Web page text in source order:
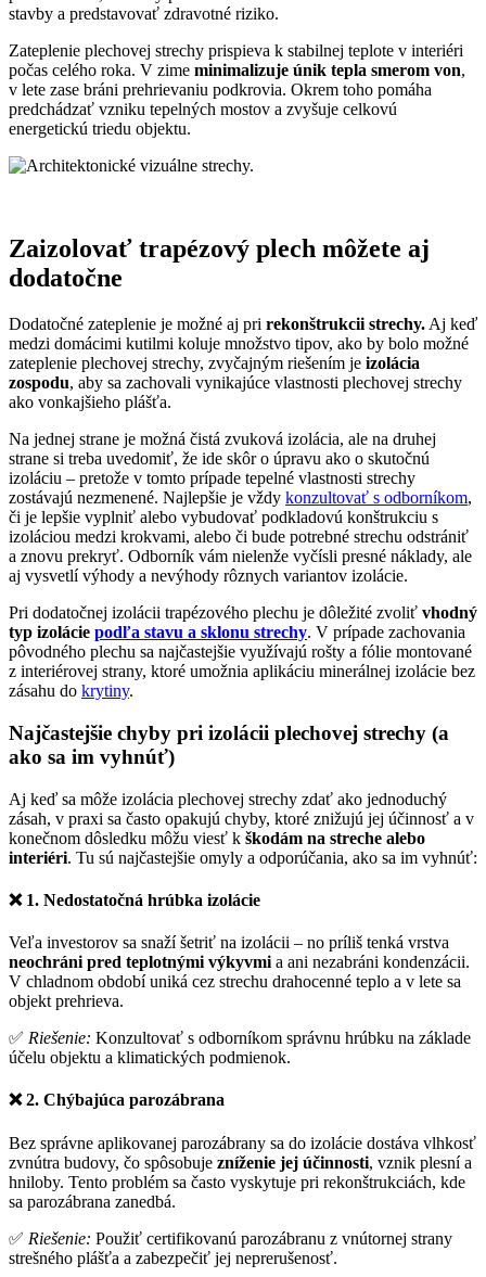
stavby a predstavovať zdravotné riziko.
Zateplenie plechovej strechy prispieva k stabilnej teplote v interiéri
počas celého roka. V zime minimalizuje únik tepla smerom von,
v lete zase bráni prehrievaniu podkrovia. Okrem toho pomáha
predchádzať vzniku tepelných mostov a zvyšuje celkovú
energetickú triedu objektu.
Zaizolovať trapézový plech môžete aj
dodatočne
Dodatočné zateplenie je možné aj pri rekonštrukcii strechy. Aj keď
medzi domácimi kutilmi koluje množstvo tipov, ako by bolo možné
zateplenie plechovej strechy, zvyčajným riešením je izolácia
zospodu, aby sa zachovali vynikajúce vlastnosti plechovej strechy
ako vonkajšieho plášťa.
Na jednej strane je možná čistá zvuková izolácia, ale na druhej
strane si treba uvedomiť, že ide skôr o úpravu ako o skutočnú
izoláciu – pretože v tomto prípade tepelné vlastnosti strechy
zostávajú nezmenené. Najlepšie je vždy konzultovať s odborníkom,
či je lepšie vyplniť alebo vybudovať podkladovú konštrukciu s
izoláciou medzi krokvami, alebo či bude potrebné strechu odstrániť
a znovu prekryť. Odborník vám nielenže vyčísli presné náklady, ale
aj vysvetlí výhody a nevýhody rôznych variantov izolácie.
Pri dodatočnej izolácii trapézového plechu je dôležité zvoliť vhodný
typ izolácie podľa stavu a sklonu strechy. V prípade zachovania
pôvodného plechu sa najčastejšie využívajú rošty a fólie montované
z interiérovej strany, ktoré umožnia aplikáciu minerálnej izolácie bez
zásahu do krytiny.
Najčastejšie chyby pri izolácii plechovej strechy (a
ako sa im vyhnúť)
Aj keď sa môže izolácia plechovej strechy zdať ako jednoduchý
zásah, v praxi sa často opakujú chyby, ktoré znižujú jej účinnosť a v
konečnom dôsledku môžu viesť k škodám na streche alebo
interiéri. Tu sú najčastejšie omyly a odporúčania, ako sa im vyhnúť:
❌ 1. Nedostatočná hrúbka izolácie
Veľa investorov sa snaží šetriť na izolácii – no príliš tenká vrstva
neochráni pred teplotnými výkyvmi a ani nezabráni kondenzácii.
V chladnom období uniká cez strechu drahocenné teplo a v lete sa
objekt prehrieva.
✅ Riešenie: Konzultovať s odborníkom správnu hrúbku na základe
účelu objektu a klimatických podmienok.
❌2. Chýbajúca parozábrana
Bez správne aplikovanej parozábrany sa do izolácie dostáva vlhkosť
zvnútra budovy, čo spôsobuje zníženie jej účinnosti, vznik plesní a
hniloby. Tento problém sa často vyskytuje pri rekonštrukciách, kde
sa parozábrana zanedbá.
✅ Riešenie: Použiť certifikovanú parozábranu z vnútornej strany
strešného plášťa a zabezpečiť jej neprerušenosť.